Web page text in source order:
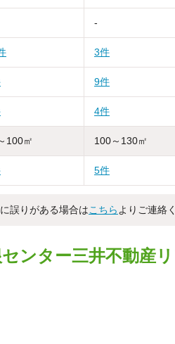
-
3件
9件
4件
100㎡ 100～130㎡
5件
誤りがある場合はこちら よりご連絡
ンター三井不動産